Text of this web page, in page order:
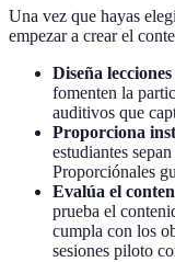
Una vez que hayas
empezar a crear el
Diseña
fomenten la
auditivos que
Proporciona
estudiantes
Proporciónales
Evalúa el
prueba el
cumpla con los
sesiones piloto